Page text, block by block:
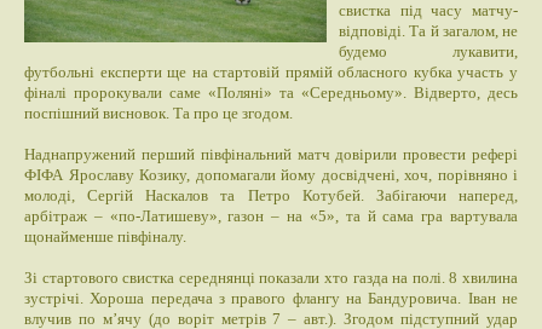
свистка під часу матчу-
відповіді. Та й загалом, не
будемо лукавити,
футбольні експерти ще на стартовій прямій обласного кубка участь у
фіналі пророкували саме «Поляні» та «Середньому». Відверто, десь
поспішний висновок. Та про це згодом.
Наднапружений перший півфінальний матч довірили провести рефері
ФІФА Ярославу Козику, допомагали йому досвідчені, хоч, порівняно і
молоді, Сергій Наскалов та Петро Котубей. Забігаючи наперед,
арбітраж – «по-Латишеву», газон – на «5», та й сама гра вартувала
щонайменше півфіналу.
Зі стартового свистка середнянці показали хто газда на полі. 8 хвилина
зустрічі. Хороша передача з правого флангу на Бандуровича. Іван не
влучив по м’ячу (до воріт метрів 7 – авт.). Згодом підступний удар